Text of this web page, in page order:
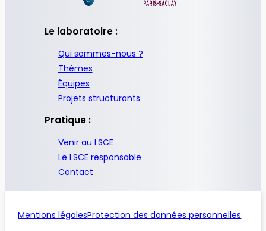
Le laboratoire :
Qui sommes-nous ?
Thèmes
Équipes
Projets structurants
Pratique :
Venir au LSCE
Le LSCE responsable
Contact
Mentions légalesProtection des données personnelles